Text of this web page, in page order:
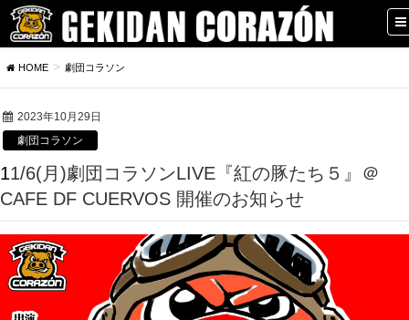
HOME 劇団コラソン
2023年10月29日
劇団コラソン
11/6(月)劇団コラソンLIVE『紅の豚たち５』＠
CAFE DF CUERVOS 開催のお知らせ